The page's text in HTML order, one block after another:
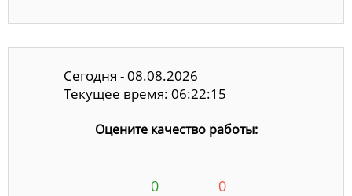
Сегодня - 08.08.2026
Текущее время: 06:22:15
Оцените качество работы:
0 0